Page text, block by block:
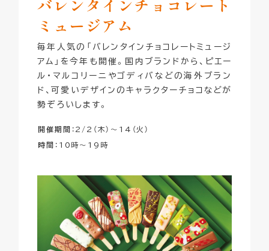
バレンタインチョコレート
ミュージアム
毎年人気の「バレンタインチョコレートミュージ
アム」を今年も開催。国内ブランドから、ピエー
ル・マルコリーニやゴディバなどの海外ブラン
ド、可愛いデザインのキャラクターチョコなどが
勢ぞろいします。
開催期間 ：2/2（木）～14（火）
時間 ：10時～19時